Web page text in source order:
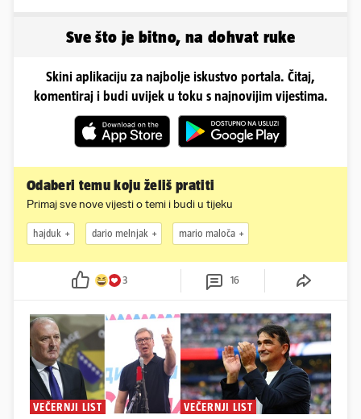
Sve što je bitno, na dohvat ruke
Skini aplikaciju za najbolje iskustvo portala. Čitaj,
komentiraj i budi uvijek u toku s najnovijim vijestima.
Odaberi temu koju želiš pratiti
Primaj sve nove vijesti o temi i budi u tijeku
hajduk dario melnjak mario maloča
3 16